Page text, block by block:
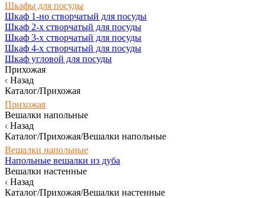
Шкафы для посуды
Шкаф 1-но створчатый для посуды
Шкаф 2-х створчатый для посуды
Шкаф 3-х створчатый для посуды
Шкаф 4-х створчатый для посуды
Шкаф угловой для посуды
Прихожая
Назад
Каталог/Прихожая
Прихожая
Вешалки напольные
Назад
Каталог/Прихожая/Вешалки напольные
Вешалки напольные
Напольные вешалки из дуба
Вешалки настенные
Назад
Каталог/Прихожая/Вешалки настенные